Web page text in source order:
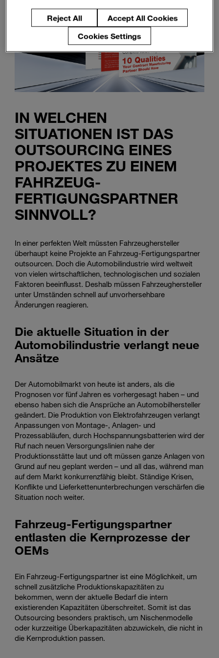
IN WELCHEN
SITUATIONEN IST DAS
OUTSOURCING EINES
PROJEKTES ZU EINEM
FAHRZEUG-
FERTIGUNGSPARTNER
SINNVOLL?
In einer perfekten Welt müssten Fahrzeughersteller
überhaupt keine Projekte an Fahrzeug-Fertigungspartner
outsourcen. Doch die Automobilindustrie wird weltweit
von vielen wirtschaftlichen, technologischen und sozialen
Faktoren beeinflusst. Deshalb müssen Fahrzeughersteller
unter Umständen schnell auf unvorhersehbare
Änderungen reagieren.
Die aktuelle Situation in der
Automobilindustrie verlangt neue
Ansätze
Der Automobilmarkt von heute ist anders, als die
Prognosen vor fünf Jahren es vorhergesagt haben – und
ebenso haben sich die Ansprüche an Automobilhersteller
geändert. Die Produktion von Elektrofahrzeugen verlangt
Anpassungen von Montage-, Anlagen- und
Prozessabläufen, durch Hochspannungsbatterien wird der
Ruf nach neuen Versorgungslinien nahe der
Produktionsstätte laut und oft müssen ganze Anlagen von
Grund auf neu geplant werden – und all das, während man
auf dem Markt konkurrenzfähig bleibt. Ständige Krisen,
Konflikte und Lieferkettenunterbrechungen verschärfen die
Situation noch weiter.
Fahrzeug-Fertigungspartner
entlasten die Kernprozesse der
OEMs
Ein Fahrzeug-Fertigungspartner ist eine Möglichkeit, um
schnell zusätzliche Produktionskapazitäten zu
bekommen, wenn der aktuelle Bedarf die intern
existierenden Kapazitäten überschreitet. Somit ist das
Outsourcing besonders praktisch, um Nischenmodelle
oder kurzzeitige Überkapazitäten abzuwickeln, die nicht in
die Kernproduktion passen.
Reject All
Accept All Cookies
Cookies Settings